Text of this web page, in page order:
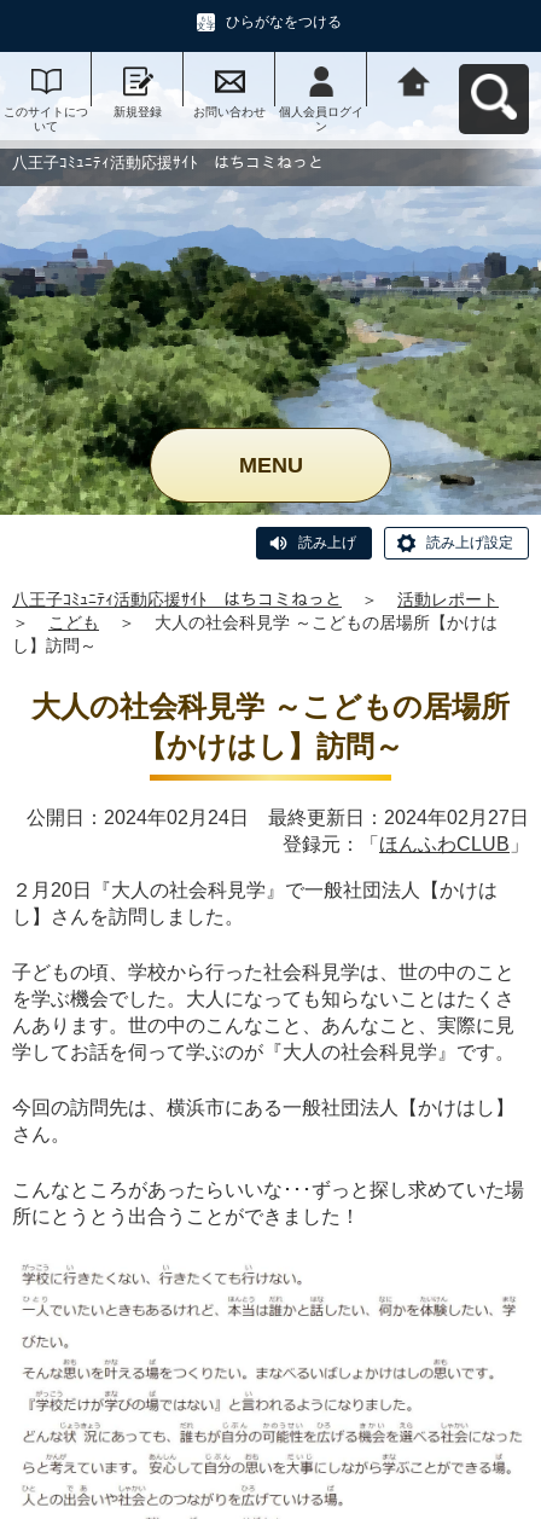
ひらがなをつける
このサイトにつ
いて
新規登録 お問い合わせ
個人会員ログイ
ン
動応援ｻｲﾄ はち
コミねっとへ戻
八王子ｺﾐｭﾆﾃｨ活動応援ｻｲﾄ はちコミねっと
MENU
読み上げ 読み上げ設定
八王子ｺﾐｭﾆﾃｨ活動応援ｻｲﾄ はちコミねっと ＞
活動レポート
＞
こども ＞
大人の社会科見学 ～こどもの居場所【かけは
し】訪問～
大人の社会科見学 ～こどもの居場所
【かけはし】訪問～
公開日：2024年02月24日 最終更新日：2024年02月27日
登録元：「 ほんふわCLUB 」
２月20日『大人の社会科見学』で一般社団法人【かけは
し】さんを訪問しました。
子どもの頃、学校から行った社会科見学は、世の中のこと
を学ぶ機会でした。大人になっても知らないことはたくさ
んあります。世の中のこんなこと、あんなこと、実際に見
学してお話を伺って学ぶのが『大人の社会科見学』です。
今回の訪問先は、横浜市にある一般社団法人【かけはし】
さん。
こんなところがあったらいいな･･･ずっと探し求めていた場
所にとうとう出合うことができました！